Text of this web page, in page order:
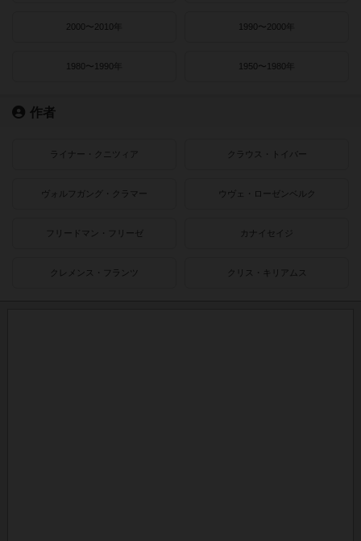
2000〜2010年 1990〜2000年
1980〜1990年 1950〜1980年
作者
ライナー・クニツィア クラウス・トイバー
ヴォルフガング・クラマー ウヴェ・ローゼンベルク
フリードマン・フリーゼ カナイセイジ
クレメンス・フランツ クリス・キリアムス